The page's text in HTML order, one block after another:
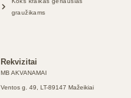
graužikams
Rekvizitai
MB AKVANAMAI
Ventos g. 49, LT-89147 Mažeikiai